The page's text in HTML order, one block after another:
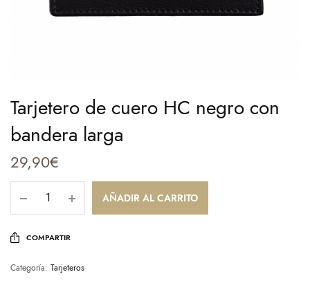
Tarjetero de cuero HC negro con
bandera larga
29,90€
AÑADIR AL CARRITO
COMPARTIR
Categoría: Tarjeteros